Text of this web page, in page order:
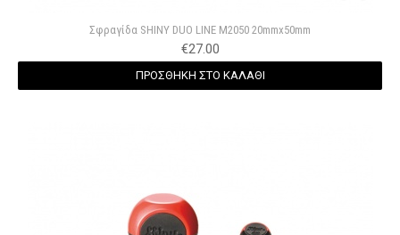
Σφραγίδα SHINY DUO LINE M2050 20mmx50mm
€27.00
ΠΡΟΣΘΗΚΗ ΣΤΟ ΚΑΛΑΘΙ